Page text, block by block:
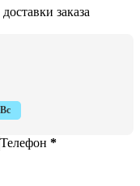
Телефон *
заказа
Вс